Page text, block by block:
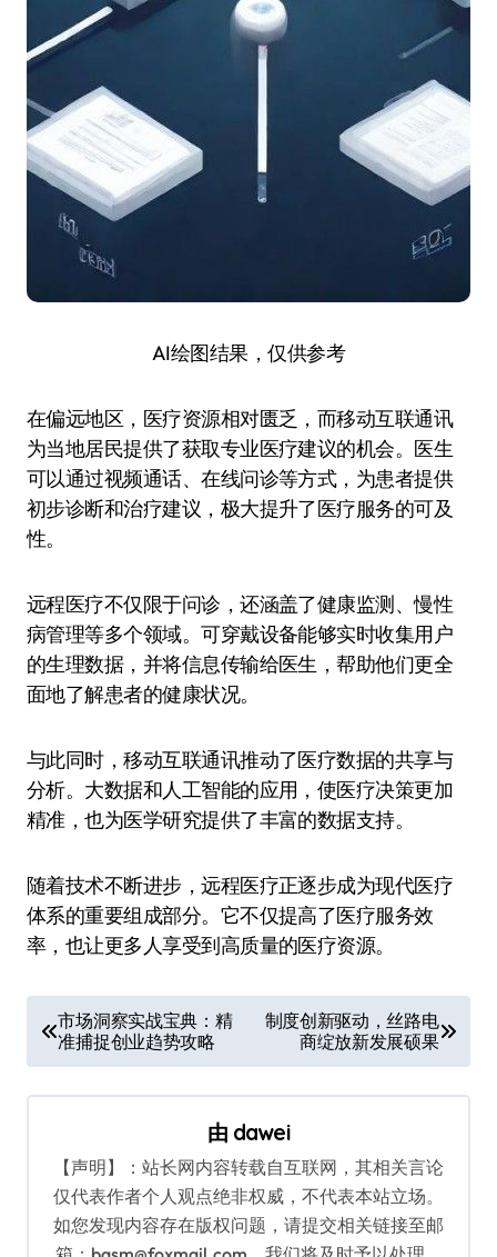
AI绘图结果，仅供参考
在偏远地区，医疗资源相对匮乏，而移动互联通讯
为当地居民提供了获取专业医疗建议的机会。医生
可以通过视频通话、在线问诊等方式，为患者提供
初步诊断和治疗建议，极大提升了医疗服务的可及
性。
远程医疗不仅限于问诊，还涵盖了健康监测、慢性
病管理等多个领域。可穿戴设备能够实时收集用户
的生理数据，并将信息传输给医生，帮助他们更全
面地了解患者的健康状况。
与此同时，移动互联通讯推动了医疗数据的共享与
分析。大数据和人工智能的应用，使医疗决策更加
精准，也为医学研究提供了丰富的数据支持。
随着技术不断进步，远程医疗正逐步成为现代医疗
体系的重要组成部分。它不仅提高了医疗服务效
率，也让更多人享受到高质量的医疗资源。
章
导
市场洞察实战宝典：精
准捕捉创业趋势攻略
制度创新驱动，丝路电
商绽放新发展硕果
由 dawei
【声明】：站长网内容转载自互联网，其相关言论
仅代表作者个人观点绝非权威，不代表本站立场。
如您发现内容存在版权问题，请提交相关链接至邮